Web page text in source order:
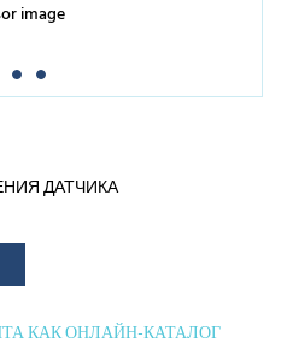
image
ДАТЧИКА
КАК ОНЛАЙН-КАТАЛОГ